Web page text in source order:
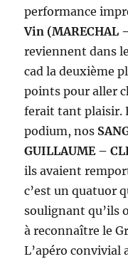
performance
Vin (MARECHAL
reviennent dans
cad la deuxième
points pour aller
ferait tant plaisir.
podium, nos
GUILLAUME –
ils avaient
c’est un quatuor
soulignant qu’ils
à reconnaître le
L’apéro convivial